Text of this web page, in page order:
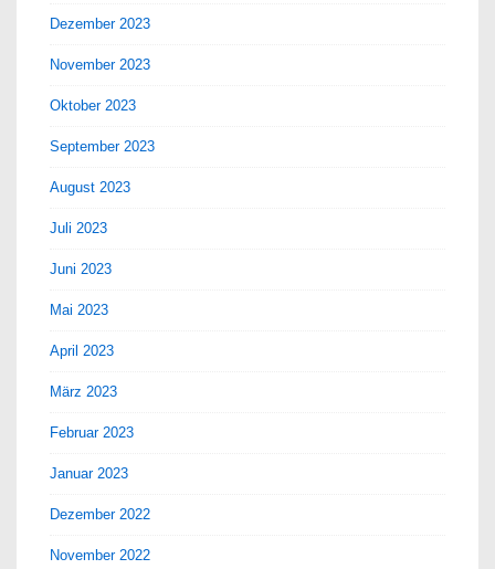
Dezember 2023
November 2023
Oktober 2023
September 2023
August 2023
Juli 2023
Juni 2023
Mai 2023
April 2023
März 2023
Februar 2023
Januar 2023
Dezember 2022
November 2022